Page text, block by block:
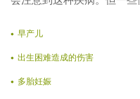
早产儿
出生困难造成的伤害
多胎妊娠